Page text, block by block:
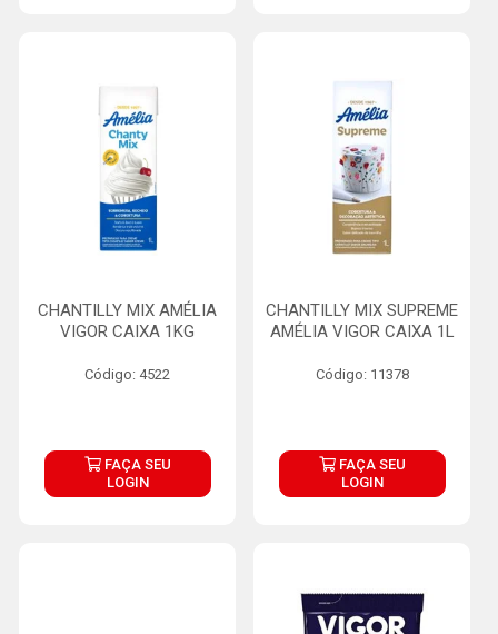
CHANTILLY MIX AMÉLIA
VIGOR CAIXA 1KG
Código: 4522
FAÇA SEU
LOGIN
CHANTILLY MIX SUPREME
AMÉLIA VIGOR CAIXA 1L
Código: 11378
FAÇA SEU
LOGIN